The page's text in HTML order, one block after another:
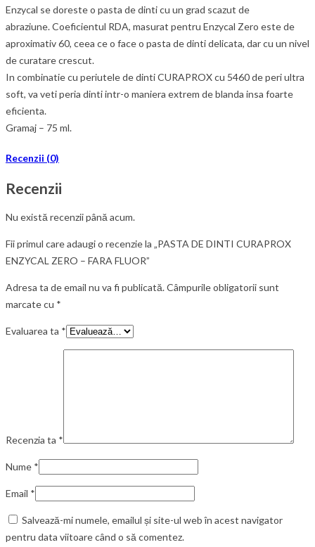
Enzycal se doreste o pasta de dinti cu un grad scazut de
abraziune. Coeficientul RDA, masurat pentru Enzycal Zero este de
aproximativ 60, ceea ce o face o pasta de dinti delicata, dar cu un nivel
de curatare crescut.
In combinatie cu periutele de dinti CURAPROX cu 5460 de peri ultra
soft, va veti peria dinti intr-o maniera extrem de blanda insa foarte
eficienta.
Gramaj – 75 ml.
Recenzii (0)
Recenzii
Nu există recenzii până acum.
Fii primul care adaugi o recenzie la „PASTA DE DINTI CURAPROX
ENZYCAL ZERO – FARA FLUOR”
Adresa ta de email nu va fi publicată.Câmpurile obligatorii sunt
marcate cu *
Evaluarea ta *
Recenzia ta *
Nume *
Email *
Salvează-mi numele, emailul și site-ul web în acest navigator
pentru data viitoare când o să comentez.